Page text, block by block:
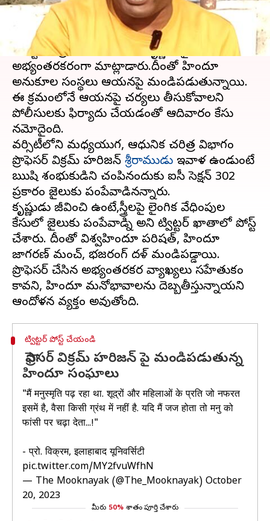
ఈ వార్తాకథనం ఏంటి
యూపీలోని అలహాబాద్ యూనివర్సిటీకి చెందిన
అసిస్టెంట్ ప్రొఫెసర్ రాముడు, కృష్ణుడిపై
అభ్యంతరకరంగా మాట్లాడారు.దీంతో హిందూ
అనుకూల సంస్థలు ఆయనపై మండిపడుతున్నాయి.
ఈ క్రమంలోనే ఆయనపై చర్యలు తీసుకోవాలని
పోలీసులకు ఫిర్యాదు చేయడంతో ఆదివారం కేసు
నమోదైంది.
వర్సిటీలోని మధ్యయుగ, ఆధునిక చరిత్ర విభాగం
ప్రొఫెసర్ విక్రమ్ హరిజన్ శ్రీరాముడు ఇవాళ ఉండుంటే
ఋషి శంభుకుడిని చంపినందుకు ఐపీసీ సెక్షన్ 302
ప్రకారం జైలుకు పంపేవాడినన్నారు.
కృష్ణుడు జీవించి ఉంటే,స్త్రీలపై లైంగిక వేధింపుల
కేసులో జైలుకు పంపేవాడ్ని అని ట్విట్టర్ ఖాతాలో పోస్ట్
చేశారు. దీంతో విశ్వహిందూ పరిషత్, హిందూ
జాగరణ్ మంచ్, భజరంగ్ దళ్ మండిపడ్డాయి.
ప్రొఫెసర్ చేసిన అభ్యంతరకర వ్యాఖ్యలు సహేతుకం
కావని, హిందూ మనోభావాలను దెబ్బతీస్తున్నాయని
ట్విట్టర్ పోస్ట్ చేయండి
ప్రొఫెసర్ విక్రమ్ హరిజన్ పై మండిపడుతున్న
హిందూ సంఘాలు
"मैं मनुस्मृति पढ़ रहा था. शूद्रों और महिलाओं के प्रति जो नफरत
इसमें है, वैसा किसी ग्रंथ में नहीं है. यदि मैं जज होता तो मनु को
फांसी पर चढ़ा देता...!"
- प्रो. विक्रम, इलाहाबाद यूनिवर्सिटी
pic.twitter.com/MY2fvuWfhN
— The Mooknayak (@The_Mooknayak) October
20, 2023
మీరు 50% శాతం పూర్తి చేశారు